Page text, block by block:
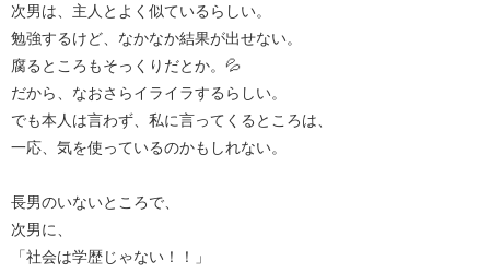
次男は、主人とよく似ているらしい。
勉強するけど、なかなか結果が出せない。
腐るところもそっくりだとか。💦
だから、なおさらイライラするらしい。
でも本人は言わず、私に言ってくるところは、
一応、気を使っているのかもしれない。
長男のいないところで、
次男に、
「社会は学歴じゃない！！」